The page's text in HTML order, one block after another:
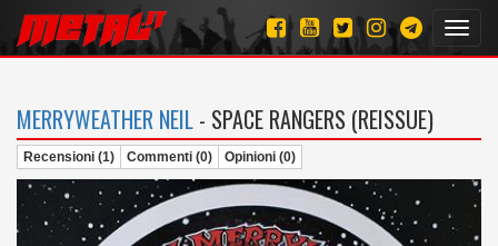
MERRYWEATHER NEIL - SPACE RANGERS (REISSUE)
Recensioni (1) Commenti (0) Opinioni (0)